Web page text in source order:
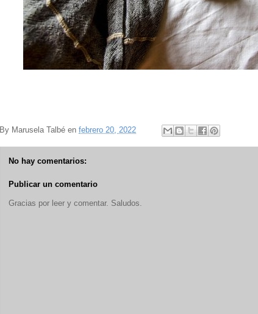
By Marusela Talbé en febrero 20, 2022
No hay comentarios:
Publicar un comentario
Gracias por leer y comentar. Saludos.